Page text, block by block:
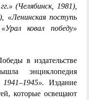
(Челябинск, 1981),
поступь
ковал победу»
в издательстве
энциклопедия
Издание
которые освещают